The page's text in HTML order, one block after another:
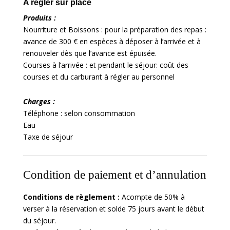
A régler sur place
Produits :
Nourriture et Boissons : pour la préparation des repas :
avance de 300 € en espèces à déposer à l’arrivée et à
renouveler dès que l’avance est épuisée.
Courses à l’arrivée : et pendant le séjour: coût des
courses et du carburant à régler au personnel
Charges :
Téléphone : selon consommation
Eau
Taxe de séjour
Condition de paiement et d’annulation
Conditions de règlement : Acompte de 50% à
verser à la réservation et solde 75 jours avant le début
du séjour.